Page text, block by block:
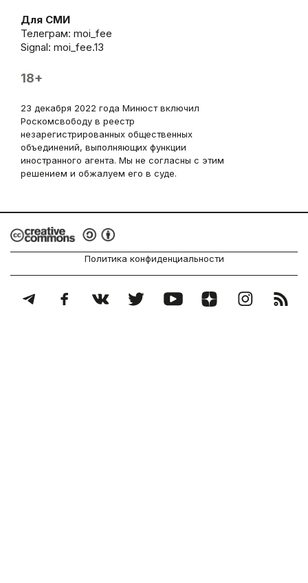
Для СМИ
Телеграм: moi_fee
Signal: moi_fee.13
18+
23 декабря 2022 года Минюст включил
Роскомсвободу в реестр
незарегистрированных общественных
объединений, выполняющих функции
иностранного агента. Мы не согласны с этим
решением и обжалуем его в суде.
Политика конфиденциальности